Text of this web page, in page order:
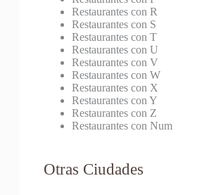
Restaurantes con R
Restaurantes con S
Restaurantes con T
Restaurantes con U
Restaurantes con V
Restaurantes con W
Restaurantes con X
Restaurantes con Y
Restaurantes con Z
Restaurantes con Num
Otras Ciudades